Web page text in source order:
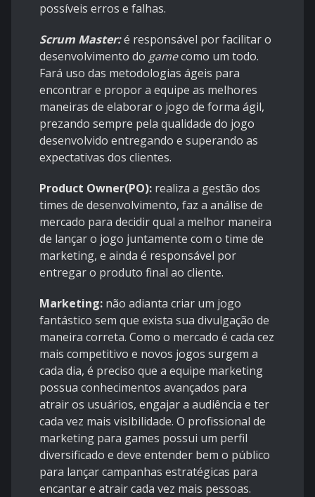
possíveis erros e falhas.
Scrum Master:é responsável por facilitaro
desenvolvimento do gamecomo um todo.
Fará uso das metodologias ágeis para
encontrar e propor a equipe as melhores
maneiras de elaborar o jogo de forma ágil,
prezando sempre pela qualidade do jogo
desenvolvido entregando e superando as
expectativas dos clientes.
Product Owner(PO): realiza a gestão dos
times de desenvolvimento, faz a análise de
mercado para decidir qual a melhor maneira
de lançar o jogo juntamente com o time de
marketing, e ainda é responsável por
entregar o produto final ao cliente.
Marketing: não adianta criar um jogo
fantástico sem que exista sua divulgação de
maneira correta. Como o mercado é cada cez
mais competitivo e novos jogos surgem a
cada dia, é preciso que a equipe marketing
possua conhecimentos avançados para
atrair os usuários, engajar a audiência e ter
cada vez mais visibilidade. O profissional de
marketing para games possui um perfil
diversificado e deve entender bem o público
para lançar campanhas estratégicas para
encantar e atrair cada vez mais pessoas.